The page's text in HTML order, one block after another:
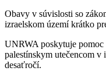
Obavy v súvislosti so
izraelskom území krátko
UNRWA poskytuje pomoc
palestínskym utečencom v
desaťročí.